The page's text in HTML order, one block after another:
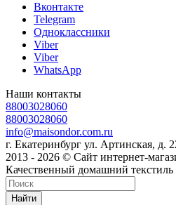
Вконтакте
Telegram
Одноклассники
Viber
Viber
WhatsApp
Наши контакты
88003028060
88003028060
info@maisondor.com.ru
г. Екатеринбург ул. Артинская, д.
2013 - 2026 © Сайт интернет-
Качественный домашний
Найти